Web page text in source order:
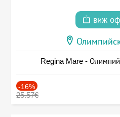
виж
Regina Mare -
-16%
25.57€